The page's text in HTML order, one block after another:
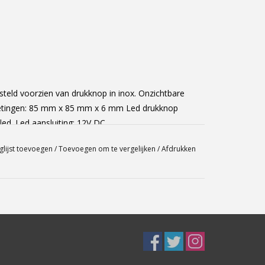
voorzien van drukknop in inox. Onzichtbare
85 mm x 85 mm x 6 mm Led drukknop
Led aansluiting: 12V DC
toevoegen /Toevoegen om te vergelijken /Afdrukken